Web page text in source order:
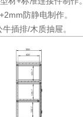
防静电制作。
插排/木质抽屉。